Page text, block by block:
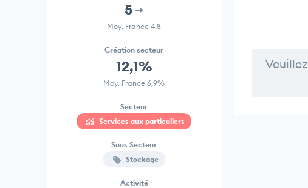
5
Moy. France 4,8
Création secteur
12,1%
Moy. France 6,9%
Secteur
Services aux particuliers
Sous Secteur
Stockage
Activité
Veuillez